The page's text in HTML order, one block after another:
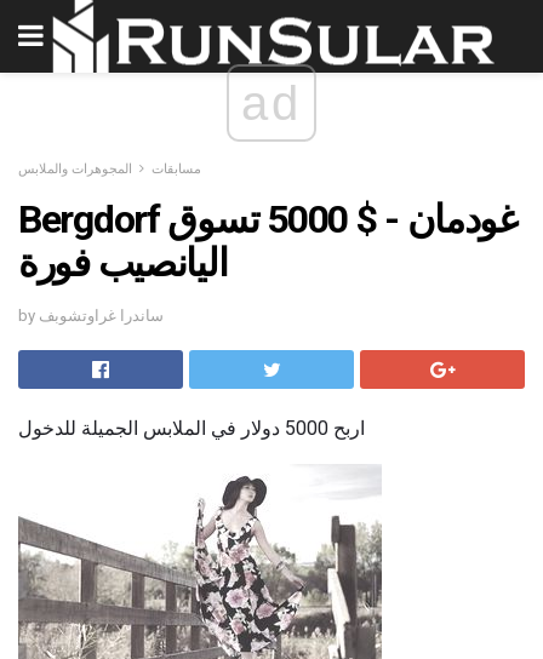
ad
مسابقات المجوهرات والملابس
Bergdorf غودمان - $ 5000 تسوق
اليانصيب فورة
by ساندرا غراوتشوبف
اربح 5000 دولار في الملابس الجميلة للدخول